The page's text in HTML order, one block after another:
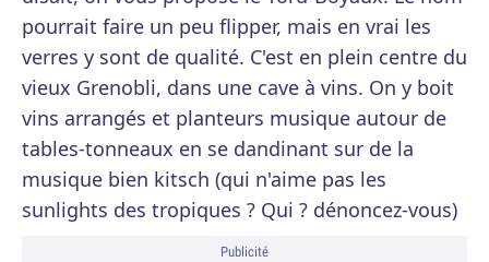
pourrait faire un peu flipper, mais en vrai les
verres y sont de qualité. C'est en plein centre du
vieux Grenobli, dans une cave à vins. On y boit
vins arrangés et planteurs musique autour de
tables-tonneaux en se dandinant sur de la
musique bien kitsch (qui n'aime pas les
sunlights des tropiques ? Qui ? dénoncez-vous)
Publicité